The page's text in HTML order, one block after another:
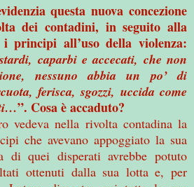
questa nuova concezione
dei contadini, in seguito alla
principi all’uso della violenza:
caparbi e accecati, che non
nessuno abbia un po’ di
ferisca, sgozzi, uccida come
”. Cosa è accaduto?
vedeva nella rivolta contadina la
che avevano appoggiato la sua
di quei disperati avrebbe potuto
ottenuti dalla sua lotta e, per